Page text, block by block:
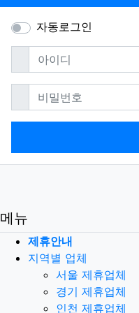
자동로그인
아이디필수
비밀번호필수
메뉴
제휴안내
지역별 업체
서울 제휴업체
경기 제휴업체
인천 제휴업체